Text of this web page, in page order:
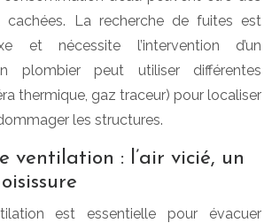
cachées. La recherche de fuites est
et nécessite l’intervention d’un
plombier peut utiliser différentes
thermique, gaz traceur) pour localiser
les structures.
ventilation : l’air vicié, un
est essentielle pour évacuer